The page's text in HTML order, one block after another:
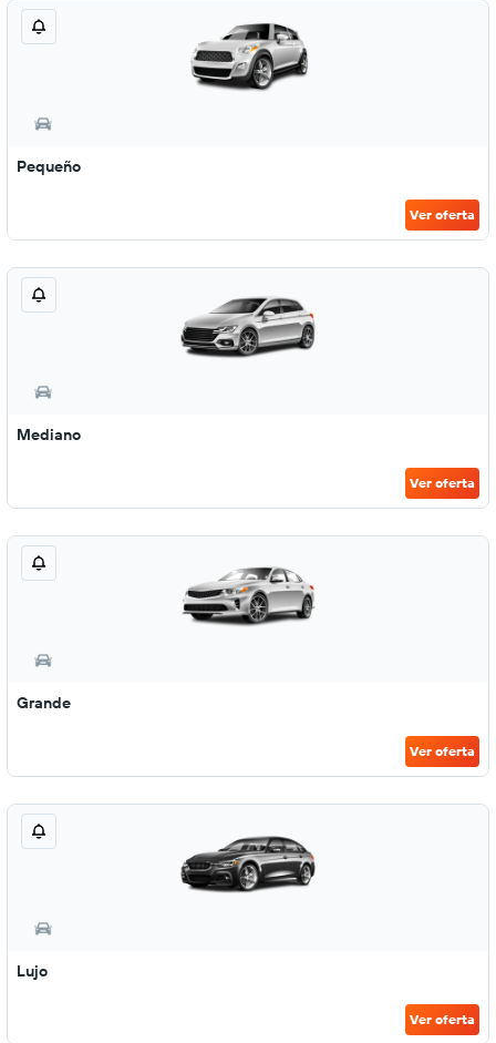
Pequeño
Ver oferta
Mediano
Ver oferta
Grande
Ver oferta
Lujo
Ver oferta